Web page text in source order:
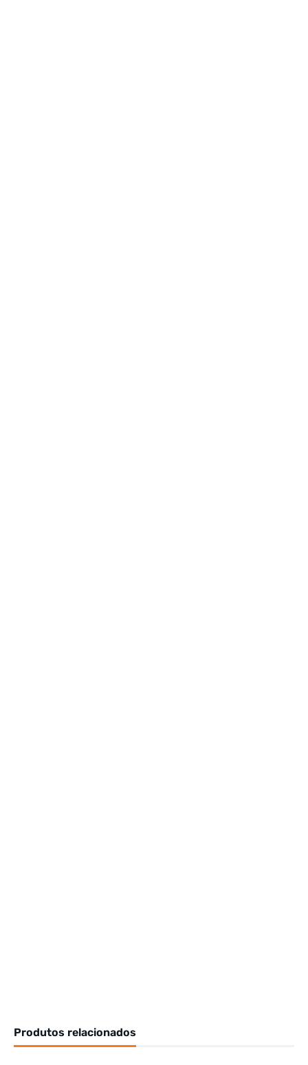
Produtos relacionados